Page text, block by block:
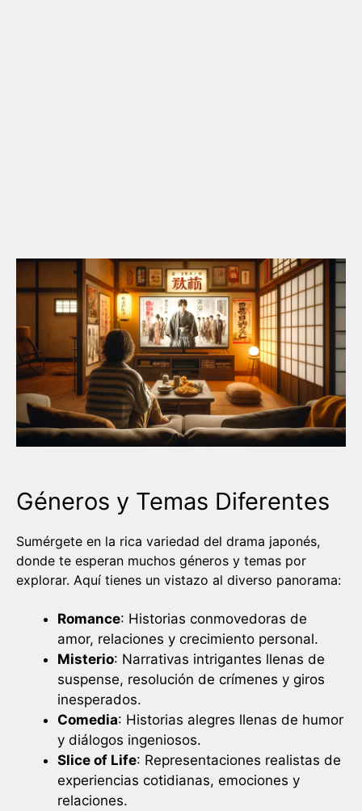
Géneros y Temas Diferentes
Sumérgete en la rica variedad del drama japonés,
donde te esperan muchos géneros y temas por
explorar. Aquí tienes un vistazo al diverso panorama:
Romance: Historias conmovedoras de
amor, relaciones y crecimiento personal.
Misterio: Narrativas intrigantes llenas de
suspense, resolución de crímenes y giros
inesperados.
Comedia: Historias alegres llenas de humor
y diálogos ingeniosos.
Slice of Life: Representaciones realistas de
experiencias cotidianas, emociones y
relaciones.